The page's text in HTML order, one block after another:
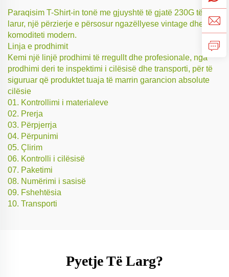
Paraqisim T-Shirt-in tonë me gjuyshtë të gjatë 230G të
larur, një përzierje e përsosur ngazëllyese vintage dhe
komoditeti modern.
Linja e prodhimit
Kemi një linjë prodhimi të rregullt dhe profesionale, nga
prodhimi deri te inspektimi i cilësisë dhe transporti, për të
siguruar që produktet tuaja të marrin garancion absolute
cilësie
01. Kontrollimi i materialeve
02. Prerja
03. Përpjerrja
04. Përpunimi
05. Çlirim
06. Kontrolli i cilësisë
07. Paketimi
08. Numërimi i sasisë
09. Fshehtësia
10. Transporti
Pyetje Të Larg?